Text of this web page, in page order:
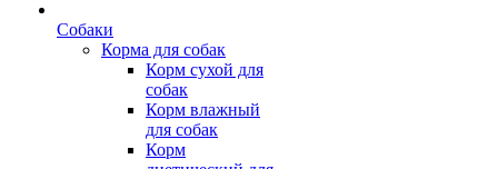
Собаки
Корма для собак
Корм сухой для
собак
Корм влажный
для собак
Корм